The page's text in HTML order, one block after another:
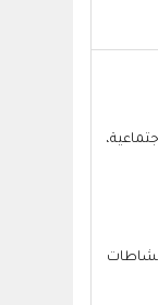
بإجراء العديد من النشاطات